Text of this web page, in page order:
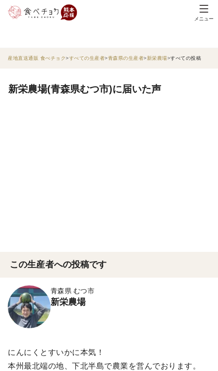
メニュー
産地直送通販 食べチョク すべての生産者 青森県の生産者 新栄農場 すべての投稿
新栄農場(青森県むつ市)に届いた声
この生産者への投稿です
青森県 むつ市
新栄農場
にんにくとすいかに本気！
本州最北端の地、下北半島で農業を営んでおります。